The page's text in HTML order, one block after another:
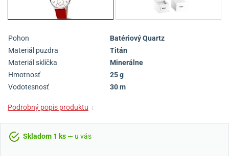
Pohon
Batériový Quartz
Materiál puzdra
Titán
Materiál sklíčka
Minerálne
Hmotnosť
25 g
Vodotesnosť
30 m
Podrobný popis produktu ↓
Skladom 1 ks — u vás